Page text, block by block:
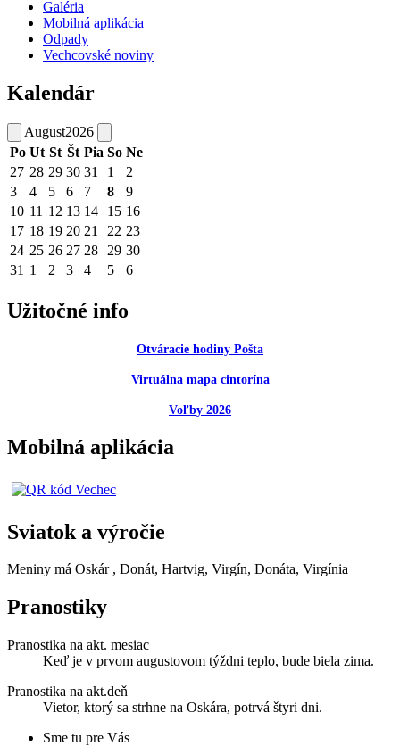
Galéria
Mobilná aplikácia
Odpady
Vechcovské noviny
Kalendár
August2026
Po Ut St Št Pia So Ne
27 28 29 30 31 1
2
3
4 5 6 7 8
9
10 11 12 13 14 15 16
17 18 19 20 21 22 23
24 25 26 27 28 29 30
31 1 2 3 4 5 6
Užitočné info
Otváracie hodiny Pošta
Virtuálna mapa cintorína
Voľby 2026
Mobilná aplikácia
Sviatok a výročie
Meniny má Oskár , Donát, Hartvig, Virgín, Donáta, Virgínia
Pranostiky
Pranostika na akt. mesiac
Keď je v prvom augustovom týždni teplo, bude biela zima.
Pranostika na akt.deň
Vietor, ktorý sa strhne na Oskára, potrvá štyri dni.
Sme tu pre Vás